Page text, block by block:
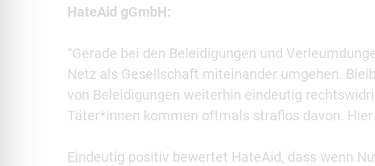
HateAid gGmbH:
“Gerade bei den Beleidigungen und
Netz als Gesellschaft miteinander umgehen.
von Beleidigungen weiterhin eindeutig
Täter*innen kommen oftmals straflos davon.
Eindeutig positiv bewertet HateAid, dass wenn